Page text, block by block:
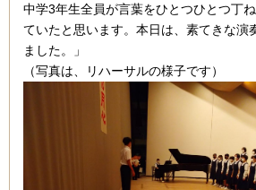
中学3年生全員が言葉をひとつひとつ丁
ていたと思います。本日は、素てきな演
ました。」
（写真は、リハーサルの様子です）